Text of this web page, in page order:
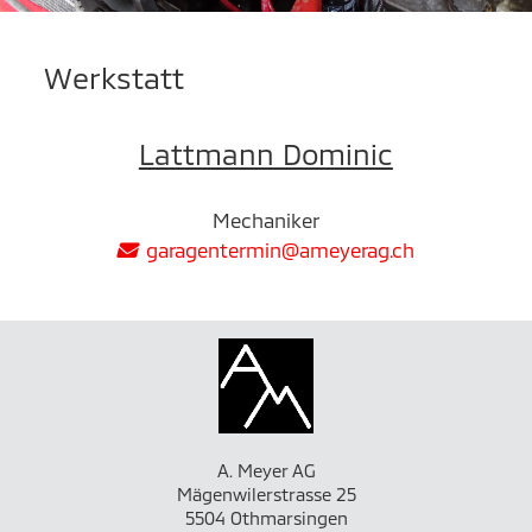
Werkstatt
Lattmann Dominic
Mechaniker
garagentermin@ameyerag.ch
A. Meyer AG
Mägenwilerstrasse 25
5504 Othmarsingen